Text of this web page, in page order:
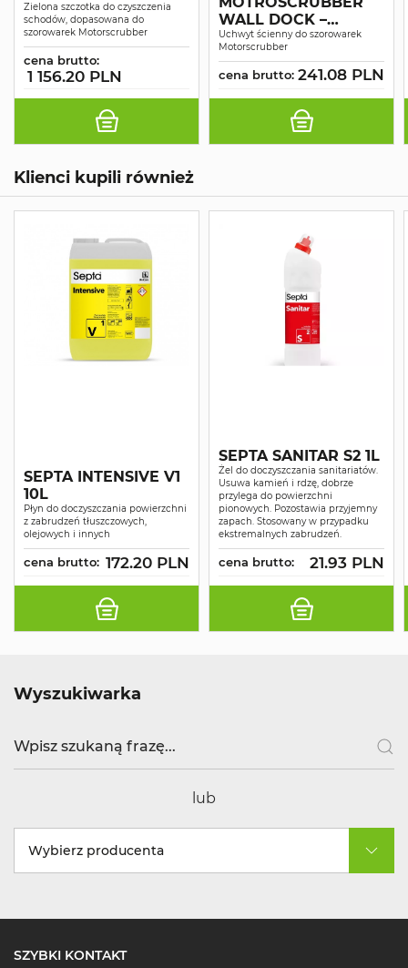
MOTORSCRUBBER
Zielona szczotka do czyszczenia
schodów, dopasowana do
szorowarek Motorscrubber
cena brutto:
1 156.20 PLN
WALL DOCK –
UCHWYT DO
MOCOWANIA NA
ŚCIANIE
Uchwyt ścienny do szorowarek
Motorscrubber
cena brutto: 241.08 PLN
Klienci kupili również
SEPTA INTENSIVE V1
10L
Płyn do doczyszczania powierzchni
z zabrudzeń tłuszczowych,
olejowych i innych
cena brutto: 172.20 PLN
SEPTA SANITAR S2 1L
Żel do doczyszczania sanitariatów.
Usuwa kamień i rdzę, dobrze
przylega do powierzchni
pionowych. Pozostawia przyjemny
zapach. Stosowany w przypadku
ekstremalnych zabrudzeń.
cena brutto: 21.93 PLN
Wyszukiwarka
lub
Wybierz producenta
SZYBKI KONTAKT